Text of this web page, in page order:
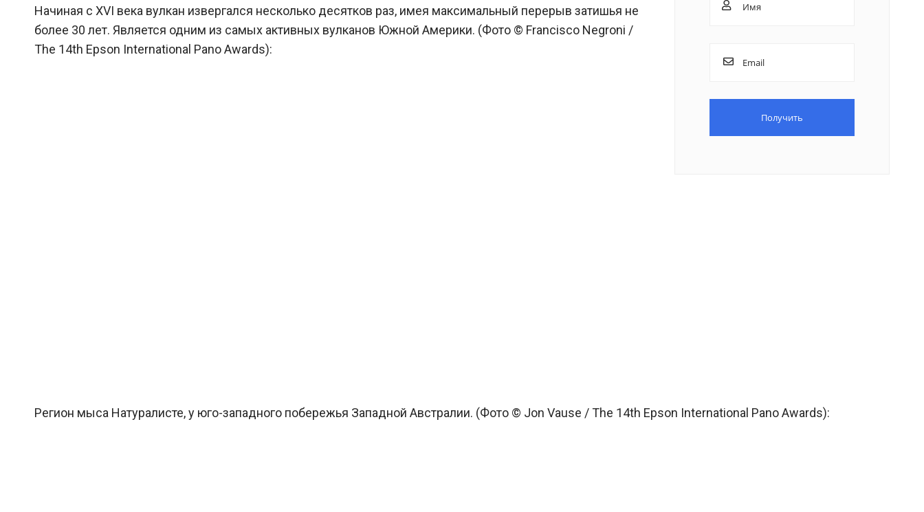
Начиная с XVI века вулкан извергался несколько десятков раз, имея максимальный перерыв затишья не
более 30 лет. Является одним из самых активных вулканов Южной Америки. (Фото © Francisco Negroni /
The 14th Epson International Pano Awards):
Регион мыса Натуралисте, у юго-западного побережья Западной Австралии. (Фото © Jon Vause / The 14th Epson International Pano Awards):